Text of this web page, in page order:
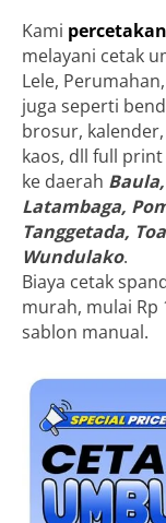
Kami
melayani cetak
Lele,
juga seperti
brosur,
kaos, dll full
ke daerah
Latambaga,
Tanggetada,
Wundulako.
Biaya cetak
murah, mulai
sablon manual.